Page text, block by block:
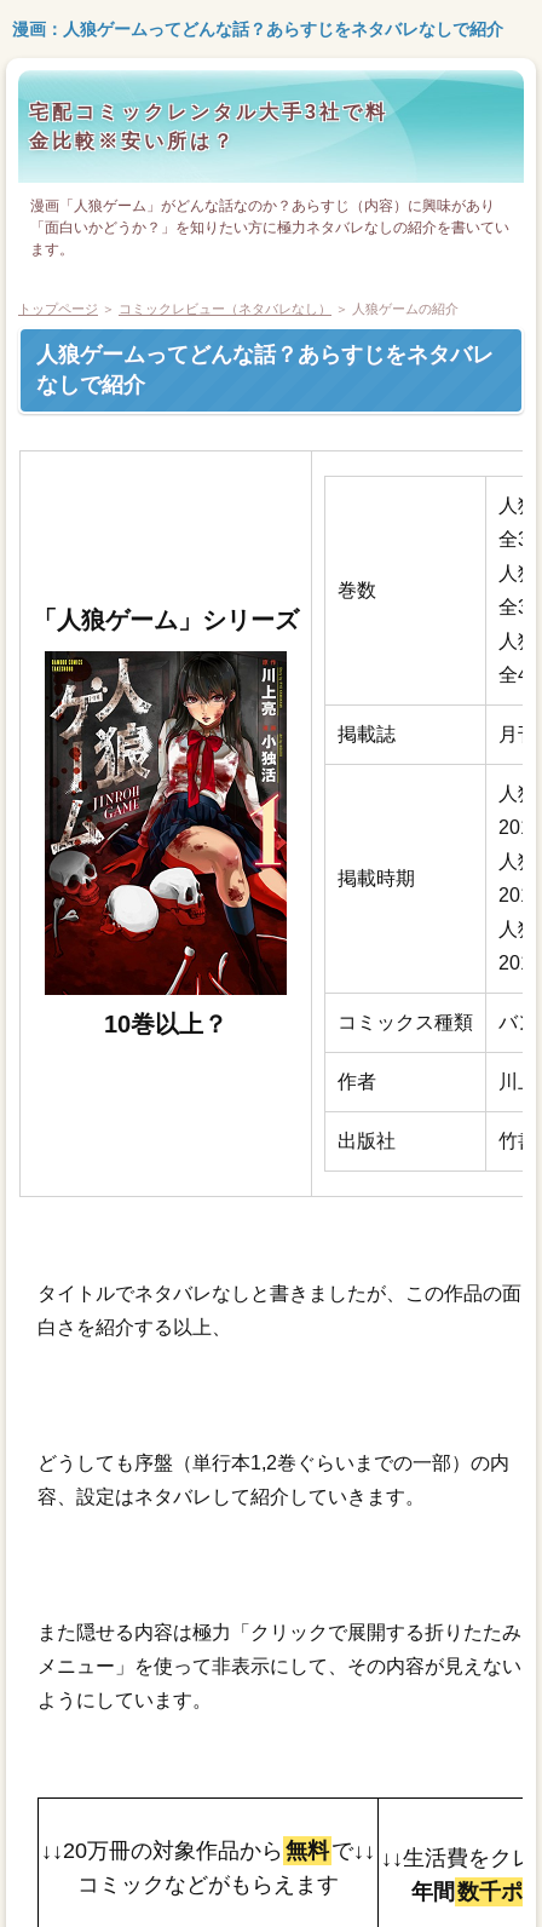
漫画：人狼ゲームってどんな話？あらすじをネタバレなしで紹介
宅配コミックレンタル大手3社で料
金比較※安い所は？
漫画「人狼ゲーム」がどんな話なのか？あらすじ（内容）に興味があり
「面白いかどうか？」を知りたい方に極力ネタバレなしの紹介を書いてい
ます。
トップページ ＞ コミックレビュー（ネタバレなし） ＞ 人狼ゲームの紹介
人狼ゲームってどんな話？あらすじをネタバレ
なしで紹介
「人狼ゲーム」シリーズ
10巻以上？
巻数
人
全3
人
全3
人
全4
掲載誌 月
掲載時期
人
人
人
コミックス種類 バン
作者 川
出版社 竹書
タイトルでネタバレなしと書きましたが、この作品の面
白さを紹介する以上、
どうしても序盤（単行本1,2巻ぐらいまでの一部）の内
容、設定はネタバレして紹介していきます。
また隠せる内容は極力「クリックで展開する折りたたみ
メニュー」を使って非表示にして、その内容が見えない
ようにしています。
↓↓20万冊の対象作品から 無料で↓↓
コミックなどがもらえます
↓↓生活費をク
年間 数千ポ